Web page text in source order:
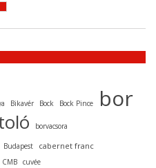
Bikavér Bock Bock Pince bor
borvacsora
Budapest cabernet franc
CMB cuvée